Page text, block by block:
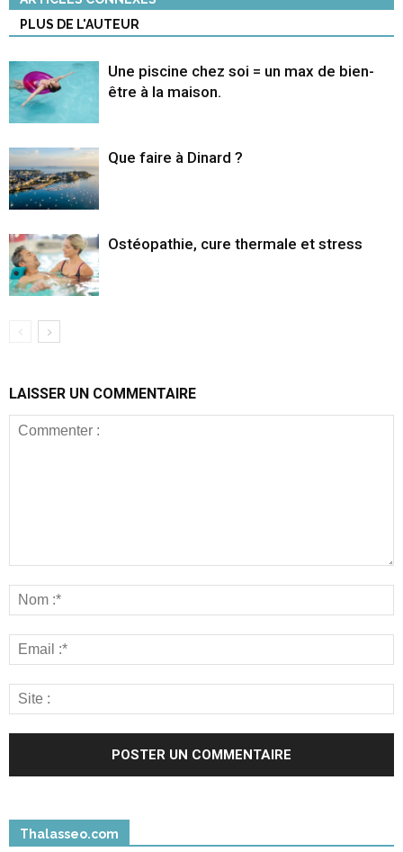
PLUS DE L'AUTEUR
Une piscine chez soi = un max de bien-
être à la maison.
Que faire à Dinard ?
Ostéopathie, cure thermale et stress
LAISSER UN COMMENTAIRE
Thalasseo.com